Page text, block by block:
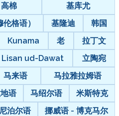
高棉
基库尤
格语）
基隆迪
韩国
Kunama 老
拉丁文
Lisan ud-Dawat
立陶宛
马来语
马拉雅拉姆语
语 马绍尔语
米斯特克
尼泊尔语
挪威语 - 博克马尔